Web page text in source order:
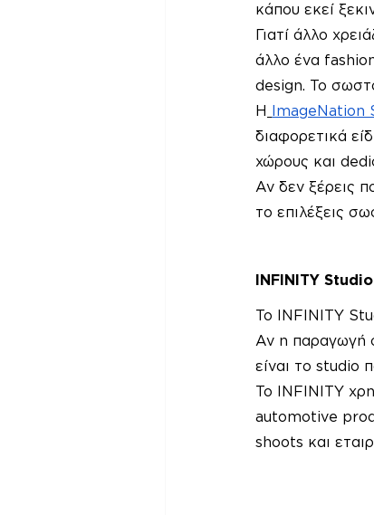
κάπου εκεί
Γιατί άλλο
άλλο ένα
design. Το
Η ImageNation
διαφορετικά
χώρους και
Αν δεν ξέρεις
το επιλέξεις
INFINITY
Το INFINITY
Αν η παραγωγή
είναι το studio
Το INFINITY
automotive
shoots και